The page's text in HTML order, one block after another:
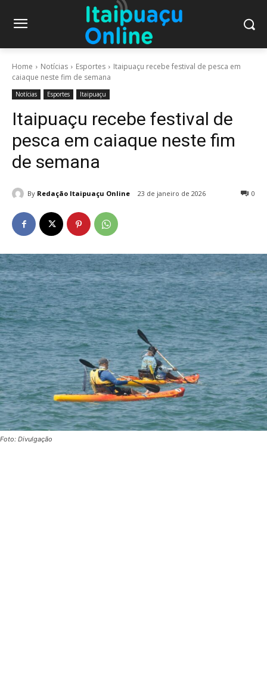
Home Notícias Esportes
Itaipuaçu recebe festival de pesca em
caiaque neste fim de semana
Notícias Esportes Itaipuaçu
Itaipuaçu recebe festival de
pesca em caiaque neste fim
de semana
By Redação Itaipuaçu Online 23 de janeiro de 2026 0
Foto: Divulgação